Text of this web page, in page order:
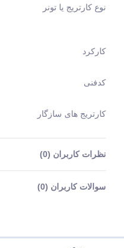
نوع کارتریج یا تونر
کارکرد
کدفنی
کارتریج های سازگار
نظرات کاربران (0)
سوالات کاربران (0)